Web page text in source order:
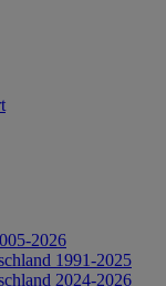
2026
1991-2025
2024-2026